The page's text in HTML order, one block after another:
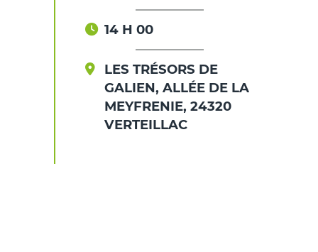
14 H 00
LES TRÉSORS DE
GALIEN, ALLÉE DE LA
MEYFRENIE, 24320
VERTEILLAC